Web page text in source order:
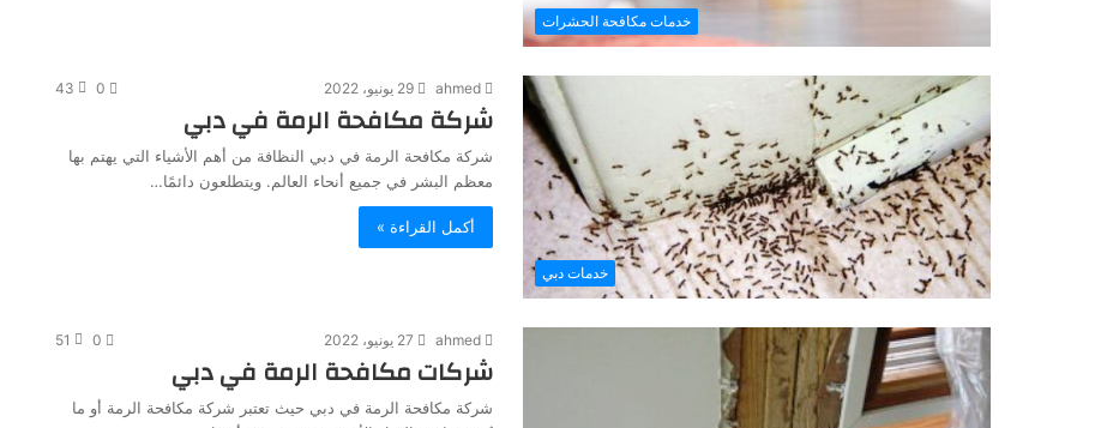
خدمات مكافحة الحشرات
خدمات دبي
ahmed 29 يونيو، 2022 0
43
شركة مكافحة الرمة في دبي
شركة مكافحة الرمة في دبي النظافة من أهم الأشياء التي يهتم بها
معظم البشر في جميع أنحاء العالم. ويتطلعون دائمًا…
أكمل القراءة »
ahmed 27 يونيو، 2022 0
51
شركات مكافحة الرمة في دبي
شركة مكافحة الرمة في دبي حيث تعتبر شركة مكافحة الرمة أو ما